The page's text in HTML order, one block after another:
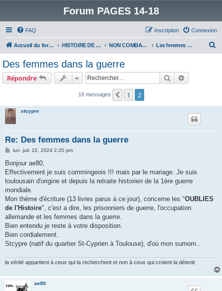
Forum PAGES 14-18
FAQ Connexion
Inscription
Accueil du forum HISTOIRE DE LA GRANDE GUERRE NON COMBATTANTS DANS LA GRANDE GUERRE Les femmes dans la guerre
Des femmes dans la guerre
Répondre Rechercher
16 messages Précédent
1 2
stcypre
Re: Des femmes dans la guerre
M
s
a
g
lun. juil. 22, 2024 2:20 pm
Bonjour ae80,
Effectivement je suis commingeois !!! mais par le mariage. Je suis
toulousain d'origine et depuis la retraite historien de la 1ère guerre
mondiale.
Mon thème d'écriture (13 livres parus à ce jour), concerne les "OUBLIES
de l'Histoire", c'est a dire, les prisonniers de guerre, l'occupation
allemande et les femmes dans la guerre.
Bien entendu je reste à votre disposition.
Bien cordialement.
Stcypre (natif du quartier St-Cyprien à Toulouse), d'où mon surnom..
la vérité appartient à ceux qui la recherchent et non à ceux qui croient la détenir.
ae80